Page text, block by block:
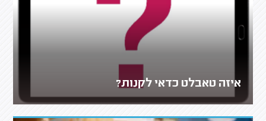
איזה טאבלט כדאי לקנות?